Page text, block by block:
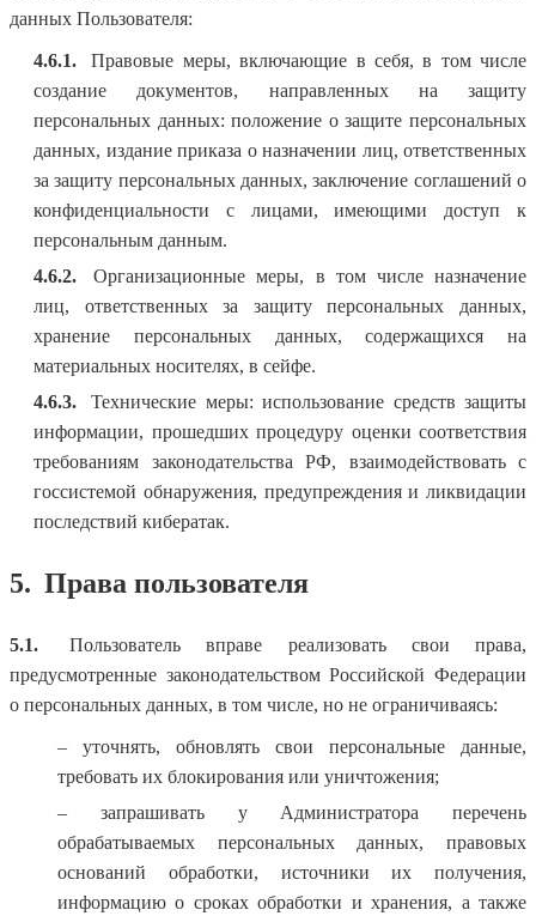
данных Пользователя:
4.6.1.
Правовые меры, включающие в себя, в том числе
создание документов, направленных на защиту
персональных данных: положение о защите персональных
данных, издание приказа о назначении лиц, ответственных
за защиту персональных данных, заключение соглашений о
конфиденциальности с лицами, имеющими доступ к
персональным данным.
4.6.2.
Организационные меры, в том числе назначение
лиц, ответственных за защиту персональных данных,
хранение персональных данных, содержащихся на
материальных носителях, в сейфе.
4.6.3.
Технические меры: использование средств защиты
информации, прошедших процедуру оценки соответствия
требованиям законодательства РФ, взаимодействовать с
госсистемой обнаружения, предупреждения и ликвидации
последствий кибератак.
5. Права пользователя
5.1.
Пользователь вправе реализовать свои права,
предусмотренные законодательством Российской Федерации
о персональных данных, в том числе, но не ограничиваясь:
– уточнять, обновлять свои персональные данные,
требовать их блокирования или уничтожения;
– запрашивать у Администратора перечень
обрабатываемых персональных данных, правовых
оснований обработки, источники их получения,
информацию о сроках обработки и хранения, а также